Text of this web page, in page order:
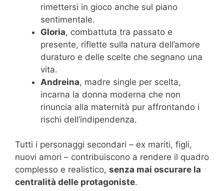
rimettersi in gioco anche sul piano
sentimentale.
Gloria, combattuta tra passato e
presente, riflette sulla natura dell’amore
duraturo e delle scelte che segnano una
vita.
Andreina, madre single per scelta,
incarna la donna moderna che non
rinuncia alla maternità pur affrontando i
rischi dell’indipendenza.
Tutti i personaggi secondari – ex mariti, figli,
nuovi amori – contribuiscono a rendere il quadro
complesso e realistico, senza mai oscurare la
centralità delle protagoniste.